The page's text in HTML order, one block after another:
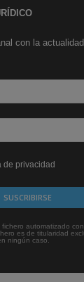
con la
de privacidad
automatizado
es de titularidad
ningún caso.